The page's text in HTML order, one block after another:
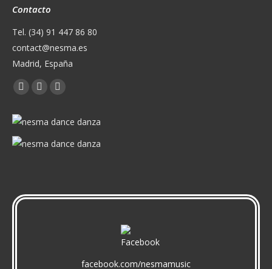
Contacto
Tel. (34) 91 447 86 80
contact@nesma.es
Madrid, España
Encuéntranos en:
Facebook
opens
in
X
opens
in
YouTube
opens
in
facebook.com/nesmamusic